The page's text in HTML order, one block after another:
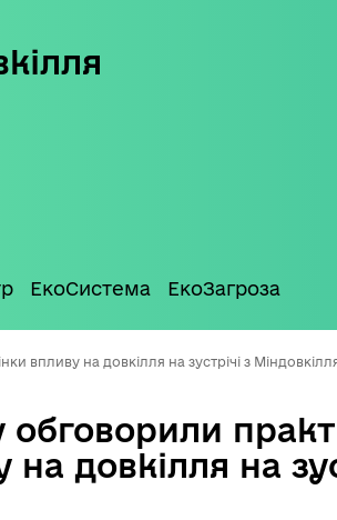
ЕкоСистема ЕкоЗагроза
впливу на довкілля на зустрічі з
довкілля на